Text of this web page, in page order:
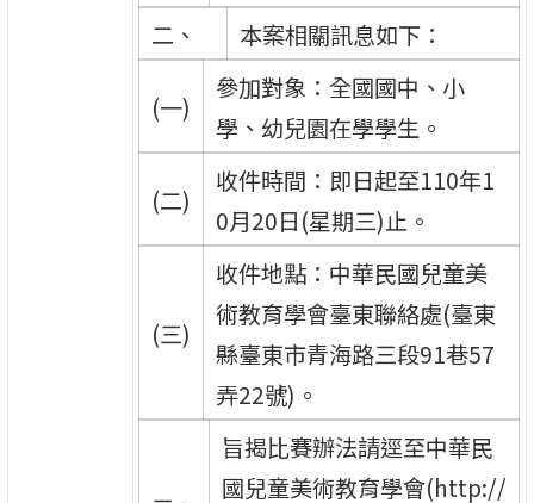
二、
本案相關訊息如下：
(一)
參加對象：全國國中、小
學、幼兒園在學學生。
(二)
收件時間：即日起至110年1
0月20日(星期三)止。
(三)
收件地點：中華民國兒童美
術教育學會臺東聯絡處(臺東
縣臺東市青海路三段91巷57
弄22號)。
旨揭比賽辦法請逕至中華民
國兒童美術教育學會(http://